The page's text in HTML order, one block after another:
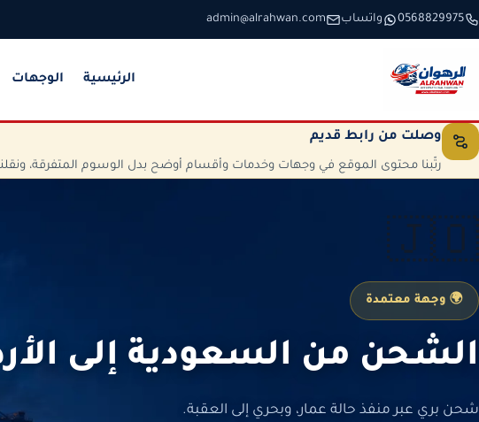
تخطَّ إلى المحتوى
0568829975 واتساب admin@alrahwan.com
الرئيسية الوجهات
وصلت من رابط قديم
رتّبنا محتوى الموقع في وجهات وخدمات وأقسام أوضح بدل الوسوم المتفرقة،
🇯🇴
🌍 وجهة معتمدة
الشحن من السعودية إلى
شحن بري عبر منفذ حالة عمار، وبحري إلى العقبة.